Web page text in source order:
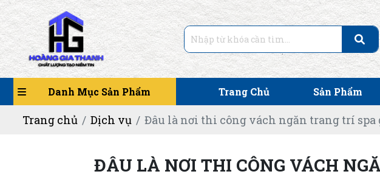
Danh Mục Sản Phẩm Trang Chủ Sản Phẩm
Trang chủ Dịch vụ Đâu là nơi thi công vách ngăn trang trí spa
ĐÂU LÀ NƠI THI CÔNG VÁCH